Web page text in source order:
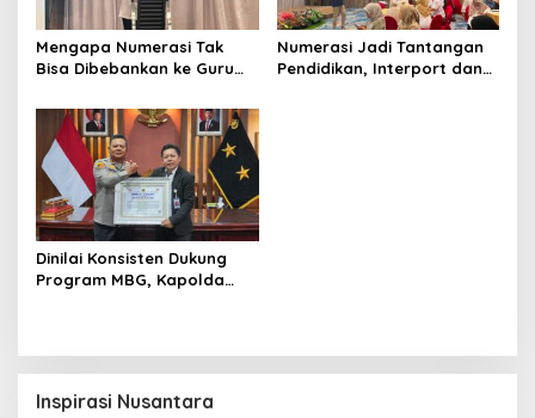
Mengapa Numerasi Tak
Bisa Dibebankan ke Guru
Numerasi Jadi Tantangan
Pendidikan, Interport dan
Dinilai Konsisten Dukung
Program MBG, Kapolda
Inspirasi Nusantara